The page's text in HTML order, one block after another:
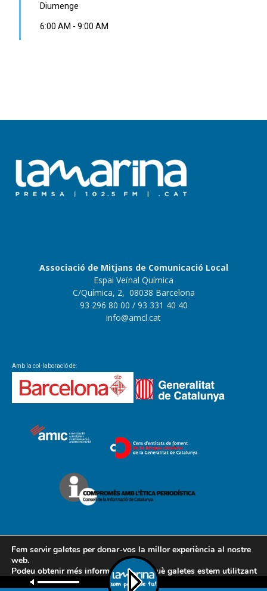
Diumenge
6:00 AM - 9:00 AM
Associació de Mitjans de Comunicació Local
Espai Veïnal Química
C/Química, 2, 08038 Barcelona
93 296 80 00 / 93 331 40 40
info@amcl.cat
Amb la col·laboració de:
Contacte Avís legal Política de cookies
Política de privacitat
AMCL
Fem servir galetes per donar-vos la millor experiència al nostre
web.
Podeu obtenir més informació sobre què galetes estem utilitzant
o desactivar-les a la
configuració.